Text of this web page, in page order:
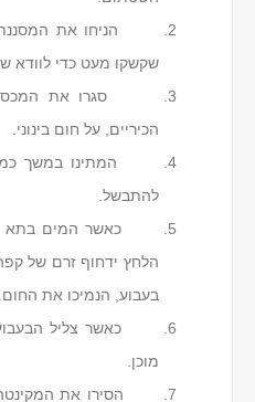
הניחו את המסננת
שקשקו מעט כדי לוודא
סגרו את המכסה
הכיריים, על חום בינוני.
המתינו במשך כמה
להתבשל.
כאשר המים בתא
הלחץ ידחוף זרם של
בעבוע, הנמיכו את החום.
כאשר צליל
מוכן.
הסירו את המקינטה